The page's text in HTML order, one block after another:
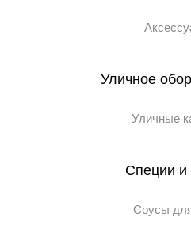
Уличное
Уличные
Специи и
Соусы